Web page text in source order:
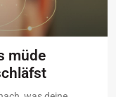
müde